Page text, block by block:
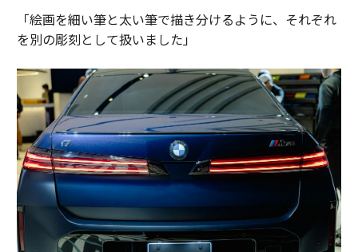
「絵画を細い筆と太い筆で描き分けるように、それぞれ
を別の彫刻として扱いました」